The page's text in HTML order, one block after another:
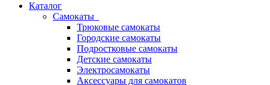
Каталог
Самокаты
Трюковые самокаты
Городские самокаты
Подростковые самокаты
Детские самокаты
Электросамокаты
Аксессуары для самокатов